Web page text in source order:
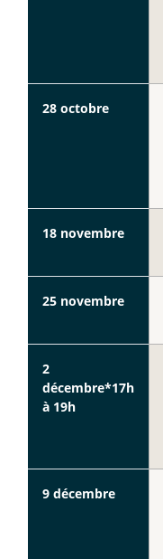
28 octobre
18 novembre
25 novembre
2
décembre*17h
à 19h
9 décembre